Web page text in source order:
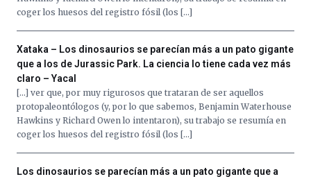
coger los huesos del registro fósil (los […]
Xataka – Los dinosaurios se parecían más a un pato gigante
que a los de Jurassic Park. La ciencia lo tiene cada vez más
claro – Yacal
[…] ver que, por muy rigurosos que trataran de ser aquellos
protopaleontólogos (y, por lo que sabemos, Benjamin Waterhouse
Hawkins y Richard Owen lo intentaron), su trabajo se resumía en
coger los huesos del registro fósil (los […]
Los dinosaurios se parecían más a un pato gigante que a